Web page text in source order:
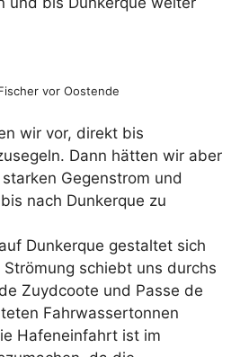
vor Oostende
wir vor, direkt bis
Dann hätten wir aber
Gegenstrom und
nach Dunkerque zu
Dunkerque gestaltet sich
schiebt uns durchs
Zuydcoote und Passe de
Fahrwassertonnen
Hafeneinfahrt ist im